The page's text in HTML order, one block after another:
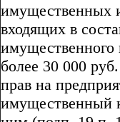
имущественных
входящих в
имущественного
более 30 000
прав на
имущественный